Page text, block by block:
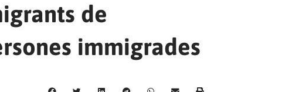
de
immigrades